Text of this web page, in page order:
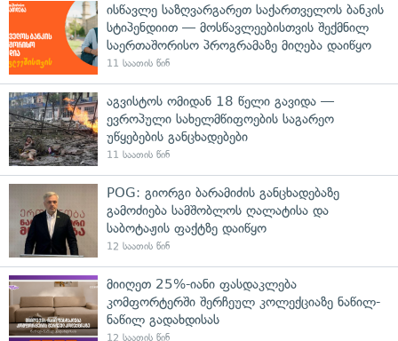
ისწავლე საზღვარგარეთ საქართველოს ბანკის
სტიპენდიით — მოსწავლეებისთვის შექმნილ
საერთაშორისო პროგრამაზე მიღება დაიწყო
11 საათის წინ
აგვისტოს ომიდან 18 წელი გავიდა —
ევროპული სახელმწიფოების საგარეო
უწყებების განცხადებები
11 საათის წინ
POG: გიორგი ბარამიძის განცხადებაზე
გამოძიება სამშობლოს ღალატისა და
საბოტაჟის ფაქტზე დაიწყო
12 საათის წინ
მიიღეთ 25%-იანი ფასდაკლება
კომფორტერში შერჩეულ კოლექციაზე ნაწილ-
ნაწილ გადახდისას
12 საათის წინ